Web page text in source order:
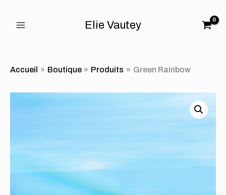
Elie Vautey
Accueil Boutique Produits Green Rainbow